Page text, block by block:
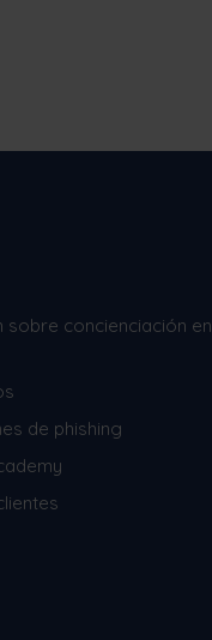
sobre concienciación en
de phishing